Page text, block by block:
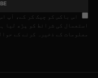
اس باکس کو چیک کر کے، آپ
استعمال کی شرائط کو پڑھ لیا
معلومات کے ذخیرہ کرنے کے